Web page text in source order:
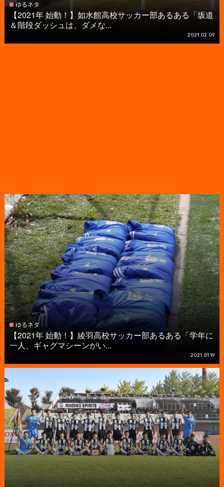
ゆるネタ
【2021年 始動！】如水館高校サッカー部あるある「坂道
＆階段ダッシュは、ダメな...
2021.02.09
ゆるネタ
【2021年 始動！】綾羽高校サッカー部あるある「学年に
一人、ギャグマシーンがい...
2021.01.19